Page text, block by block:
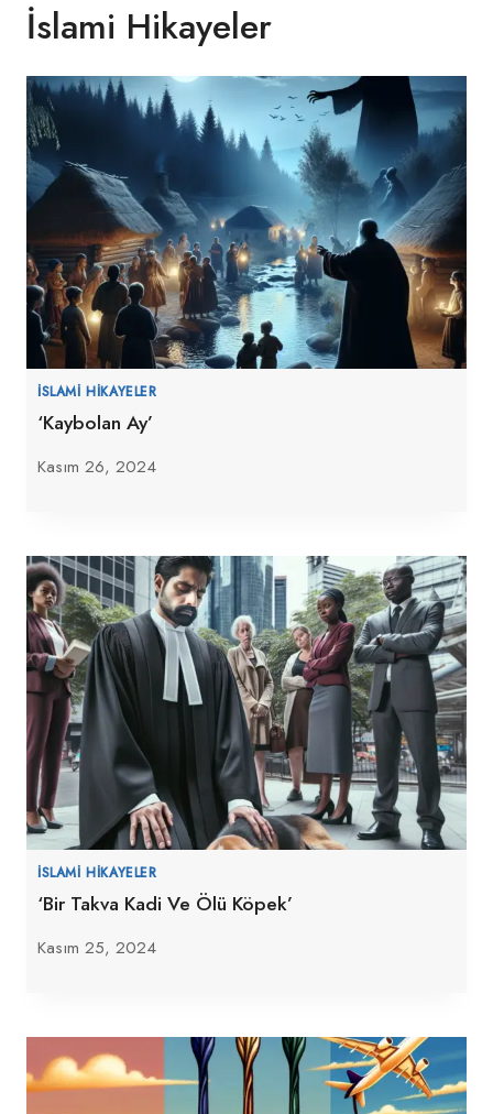
İslami Hikayeler
İSLAMI HIKAYELER
‘Kaybolan Ay’
Kasım 26, 2024
İSLAMI HIKAYELER
‘Bir Takva Kadi Ve Ölü Köpek’
Kasım 25, 2024